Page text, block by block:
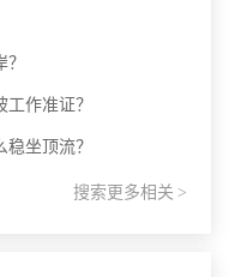
作准证？
坐顶流？
搜索更多相关 >